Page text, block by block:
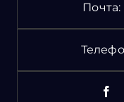
Почта: